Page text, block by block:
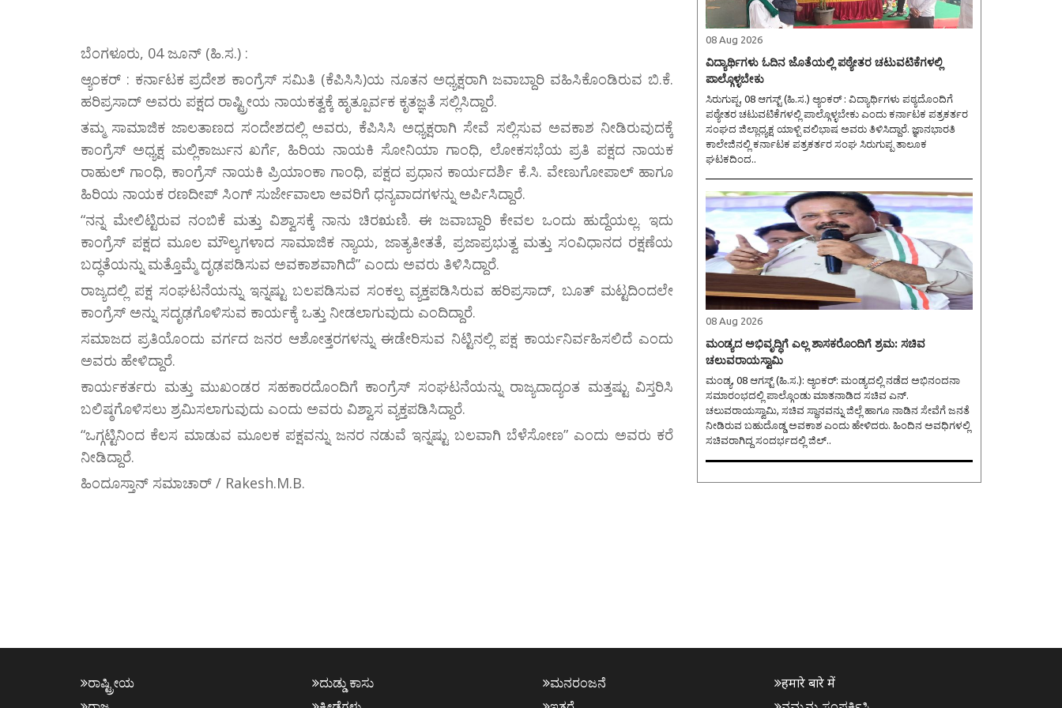
ಬೆಂಗಳೂರು, 04 ಜೂನ್ (ಹಿ.ಸ.) :
ಆ್ಯಂಕರ್ : ಕರ್ನಾಟಕ ಪ್ರದೇಶ ಕಾಂಗ್ರೆಸ್ ಸಮಿತಿ (ಕೆಪಿಸಿಸಿ)ಯ ನೂತನ ಅಧ್ಯಕ್ಷರಾಗಿ ಜವಾಬ್ದಾರಿ ವಹಿಸಿಕೊಂಡಿರುವ ಬಿ.ಕೆ.
ಹರಿಪ್ರಸಾದ್ ಅವರು ಪಕ್ಷದ ರಾಷ್ಟ್ರೀಯ ನಾಯಕತ್ವಕ್ಕೆ ಹೃತ್ಪೂರ್ವಕ ಕೃತಜ್ಞತೆ ಸಲ್ಲಿಸಿದ್ದಾರೆ.
ತಮ್ಮ ಸಾಮಾಜಿಕ ಜಾಲತಾಣದ ಸಂದೇಶದಲ್ಲಿ ಅವರು, ಕೆಪಿಸಿಸಿ ಅಧ್ಯಕ್ಷರಾಗಿ ಸೇವೆ ಸಲ್ಲಿಸುವ ಅವಕಾಶ ನೀಡಿರುವುದಕ್ಕೆ
ಕಾಂಗ್ರೆಸ್ ಅಧ್ಯಕ್ಷ ಮಲ್ಲಿಕಾರ್ಜುನ ಖರ್ಗೆ, ಹಿರಿಯ ನಾಯಕಿ ಸೋನಿಯಾ ಗಾಂಧಿ, ಲೋಕಸಭೆಯ ಪ್ರತಿ ಪಕ್ಷದ ನಾಯಕ
ರಾಹುಲ್ ಗಾಂಧಿ, ಕಾಂಗ್ರೆಸ್ ನಾಯಕಿ ಪ್ರಿಯಾಂಕಾ ಗಾಂಧಿ, ಪಕ್ಷದ ಪ್ರಧಾನ ಕಾರ್ಯದರ್ಶಿ ಕೆ.ಸಿ. ವೇಣುಗೋಪಾಲ್ ಹಾಗೂ
ಹಿರಿಯ ನಾಯಕ ರಣದೀಪ್ ಸಿಂಗ್ ಸುರ್ಜೇವಾಲಾ ಅವರಿಗೆ ಧನ್ಯವಾದಗಳನ್ನು ಅರ್ಪಿಸಿದ್ದಾರೆ.
“ನನ್ನ ಮೇಲಿಟ್ಟಿರುವ ನಂಬಿಕೆ ಮತ್ತು ವಿಶ್ವಾಸಕ್ಕೆ ನಾನು ಚಿರಋಣಿ. ಈ ಜವಾಬ್ದಾರಿ ಕೇವಲ ಒಂದು ಹುದ್ದೆಯಲ್ಲ. ಇದು
ಕಾಂಗ್ರೆಸ್ ಪಕ್ಷದ ಮೂಲ ಮೌಲ್ಯಗಳಾದ ಸಾಮಾಜಿಕ ನ್ಯಾಯ, ಜಾತ್ಯತೀತತೆ, ಪ್ರಜಾಪ್ರಭುತ್ವ ಮತ್ತು ಸಂವಿಧಾನದ ರಕ್ಷಣೆಯ
ಬದ್ಧತೆಯನ್ನು ಮತ್ತೊಮ್ಮೆ ದೃಢಪಡಿಸುವ ಅವಕಾಶವಾಗಿದೆ” ಎಂದು ಅವರು ತಿಳಿಸಿದ್ದಾರೆ.
ರಾಜ್ಯದಲ್ಲಿ ಪಕ್ಷ ಸಂಘಟನೆಯನ್ನು ಇನ್ನಷ್ಟು ಬಲಪಡಿಸುವ ಸಂಕಲ್ಪ ವ್ಯಕ್ತಪಡಿಸಿರುವ ಹರಿಪ್ರಸಾದ್, ಬೂತ್ ಮಟ್ಟದಿಂದಲೇ
ಕಾಂಗ್ರೆಸ್ ಅನ್ನು ಸದೃಢಗೊಳಿಸುವ ಕಾರ್ಯಕ್ಕೆ ಒತ್ತು ನೀಡಲಾಗುವುದು ಎಂದಿದ್ದಾರೆ.
ಸಮಾಜದ ಪ್ರತಿಯೊಂದು ವರ್ಗದ ಜನರ ಆಶೋತ್ತರಗಳನ್ನು ಈಡೇರಿಸುವ ನಿಟ್ಟಿನಲ್ಲಿ ಪಕ್ಷ ಕಾರ್ಯನಿರ್ವಹಿಸಲಿದೆ ಎಂದು
ಅವರು ಹೇಳಿದ್ದಾರೆ.
ಕಾರ್ಯಕರ್ತರು ಮತ್ತು ಮುಖಂಡರ ಸಹಕಾರದೊಂದಿಗೆ ಕಾಂಗ್ರೆಸ್ ಸಂಘಟನೆಯನ್ನು ರಾಜ್ಯದಾದ್ಯಂತ ಮತ್ತಷ್ಟು ವಿಸ್ತರಿಸಿ
ಬಲಿಷ್ಠಗೊಳಿಸಲು ಶ್ರಮಿಸಲಾಗುವುದು ಎಂದು ಅವರು ವಿಶ್ವಾಸ ವ್ಯಕ್ತಪಡಿಸಿದ್ದಾರೆ.
“ಒಗ್ಗಟ್ಟಿನಿಂದ ಕೆಲಸ ಮಾಡುವ ಮೂಲಕ ಪಕ್ಷವನ್ನು ಜನರ ನಡುವೆ ಇನ್ನಷ್ಟು ಬಲವಾಗಿ ಬೆಳೆಸೋಣ” ಎಂದು ಅವರು ಕರೆ
ನೀಡಿದ್ದಾರೆ.
ಹಿಂದೂಸ್ತಾನ್ ಸಮಾಚಾರ್ / Rakesh.M.B.
08 Aug 2026
ವಿದ್ಯಾರ್ಥಿಗಳು ಓದಿನ ಜೊತೆಯಲ್ಲಿ ಪಠ್ಯೇತರ ಚಟುವಟಿಕೆಗಳಲ್ಲಿ
ಪಾಲ್ಗೊಳ್ಳಬೇಕು
ಸಿರುಗುಪ್ಪ, 08 ಆಗಸ್ಟ್ (ಹಿ.ಸ.) ಆ್ಯಂಕರ್ : ವಿದ್ಯಾರ್ಥಿಗಳು ಪಠ್ಯದೊಂದಿಗೆ
ಪಠ್ಯೇತರ ಚಟುವಟಿಕೆಗಳಲ್ಲಿ ಪಾಲ್ಗೊಳ್ಳಬೇಕು ಎಂದು ಕರ್ನಾಟಕ ಪತ್ರಕರ್ತರ
ಸಂಘದ ಜಿಲ್ಲಾಧ್ಯಕ್ಷ ಯಾಳ್ಪಿ ವಲಿಭಾಷ ಅವರು ತಿಳಿಸಿದ್ದಾರೆ. ಜ್ಞಾನಭಾರತಿ
ಕಾಲೇಜಿನಲ್ಲಿ ಕರ್ನಾಟಕ ಪತ್ರಕರ್ತರ ಸಂಘ ಸಿರುಗುಪ್ಪ ತಾಲೂಕ
ಘಟಕದಿಂದ..
08 Aug 2026
ಮಂಡ್ಯದ ಅಭಿವೃದ್ಧಿಗೆ ಎಲ್ಲ ಶಾಸಕರೊಂದಿಗೆ ಶ್ರಮ: ಸಚಿವ
ಚಲುವರಾಯಸ್ವಾಮಿ
ಮಂಡ್ಯ, 08 ಆಗಸ್ಟ್ (ಹಿ.ಸ.): ಆ್ಯಂಕರ್: ಮಂಡ್ಯದಲ್ಲಿ ನಡೆದ ಅಭಿನಂದನಾ
ಸಮಾರಂಭದಲ್ಲಿ ಪಾಲ್ಗೊಂಡು ಮಾತನಾಡಿದ ಸಚಿವ ಎನ್.
ಚಲುವರಾಯಸ್ವಾಮಿ, ಸಚಿವ ಸ್ಥಾನವನ್ನು ಜಿಲ್ಲೆ ಹಾಗೂ ನಾಡಿನ ಸೇವೆಗೆ ಜನತೆ
ನೀಡಿರುವ ಬಹುದೊಡ್ಡ ಅವಕಾಶ ಎಂದು ಹೇಳಿದರು. ಹಿಂದಿನ ಅವಧಿಗಳಲ್ಲಿ
ಸಚಿವರಾಗಿದ್ದ ಸಂದರ್ಭದಲ್ಲಿ ಜಿಲ್..
ರಾಷ್ಟ್ರೀಯ
ದುಡ್ಡು ಕಾಸು
ಮನರಂಜನೆ
हमारे बारे में